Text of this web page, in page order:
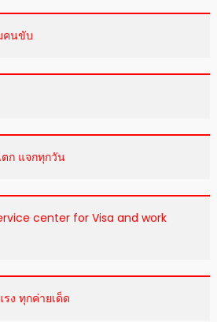
คนขับ
ก แจกทุกวัน
center for Visa and work
ง ทุกค่ายเด็ด